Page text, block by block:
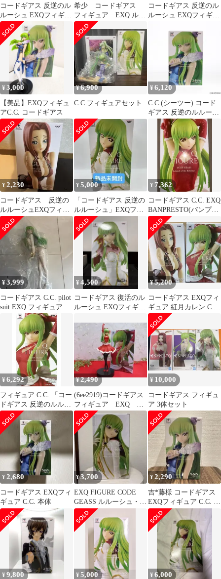
コードギアス 反逆のル
ルーシュ EXQフィギュ
ア C.C. apronstyle
希少 コードギアス
フィギュア EXQ ルル
ーシュ ランペルージ
コードギアス 反逆のル
ルーシュ EXQフィギュ
¥3,000
【美品】EXQフィギュ
アC.C. コードギアス
¥6,900
C.C フィギュアセット
¥6,120
C.C.(シーツー) コード
ギアス 反逆のルルーシ
ュ EXQフィギュア プ
ライズ(38253) バンプレ
¥2,230
コードギアス 反逆の
ルルーシュEXQフィギ
ュア〜紅月かれん〜 未
開封
¥5,000
「コードギアス 反逆の
ルルーシュ」EXQフィ
ギュアC.C.Pilot suit
¥ 7,362
コードギアス C.C. EXQ
BANPRESTO(バンプレ
スト) フィギュア
¥3,999
コードギアス C.C. pilot
suit EXQ フィギュア
¥4,500
コードギアス 復活のル
ルーシュ EXQフィギュ
¥5,200
コードギアス EXQフィ
ギュア 紅月カレン C.C.
2体セット
¥6,292
フィギュア C.C. 「コー
ドギアス 反逆のルルー
シュ」 EXQフィギュア
～C.C. apron style～【14
日以内発送】
¥2,490
(6ee2919)コードギアス
フィギュア EXQ
C.C. エプロンスタイ
ル
¥ 10,000
コードギアス フィギュ
ア 3体セット
¥2,680
コードギアス EXQフィ
ギュア C.C. 本体
¥3,700
EXQ FIGURE CODE
GEASS ルルーシュ・ラ
ンペルージ
¥2,290
吉*藤様 コードギアス
EXQフィギュア C.C. 本
体
¥9,800 ¥5,000 ¥6,000